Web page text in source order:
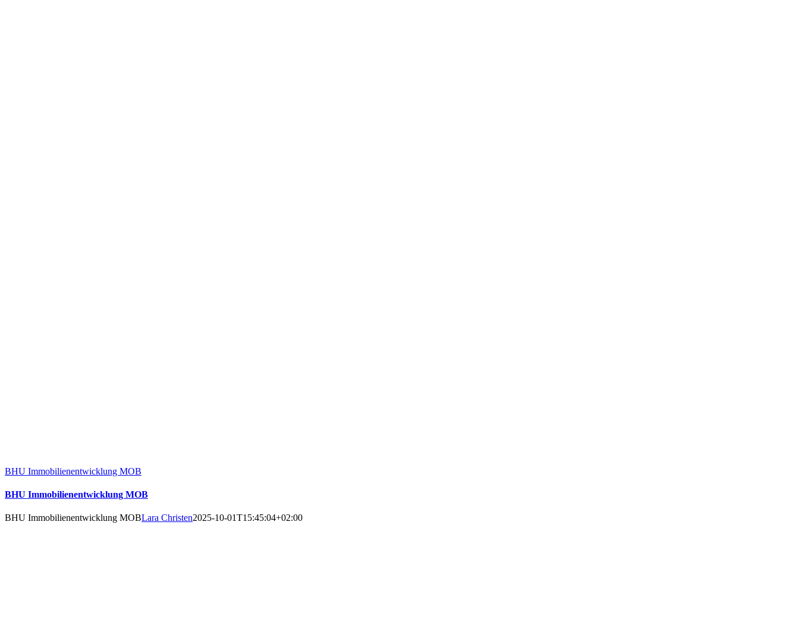
BHU Immobilienentwicklung MOB
BHU Immobilienentwicklung MOB
BHU Immobilienentwicklung MOBLara Christen2025-10-01T15:45:04+02:00